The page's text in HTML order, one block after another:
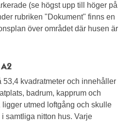
(se högst upp till höger på
rubriken "Dokument" finns en
över området där husen är
53,4 kvadratmeter och innehåller
badrum, kapprum och
ligger utmed loftgång och skulle
samtliga nitton hus. Varje